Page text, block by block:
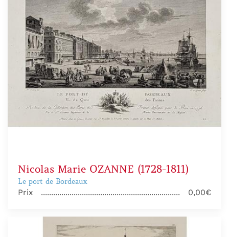
Nicolas Marie OZANNE (1728-1811)
Le port de Bordeaux
Prix 0,00€